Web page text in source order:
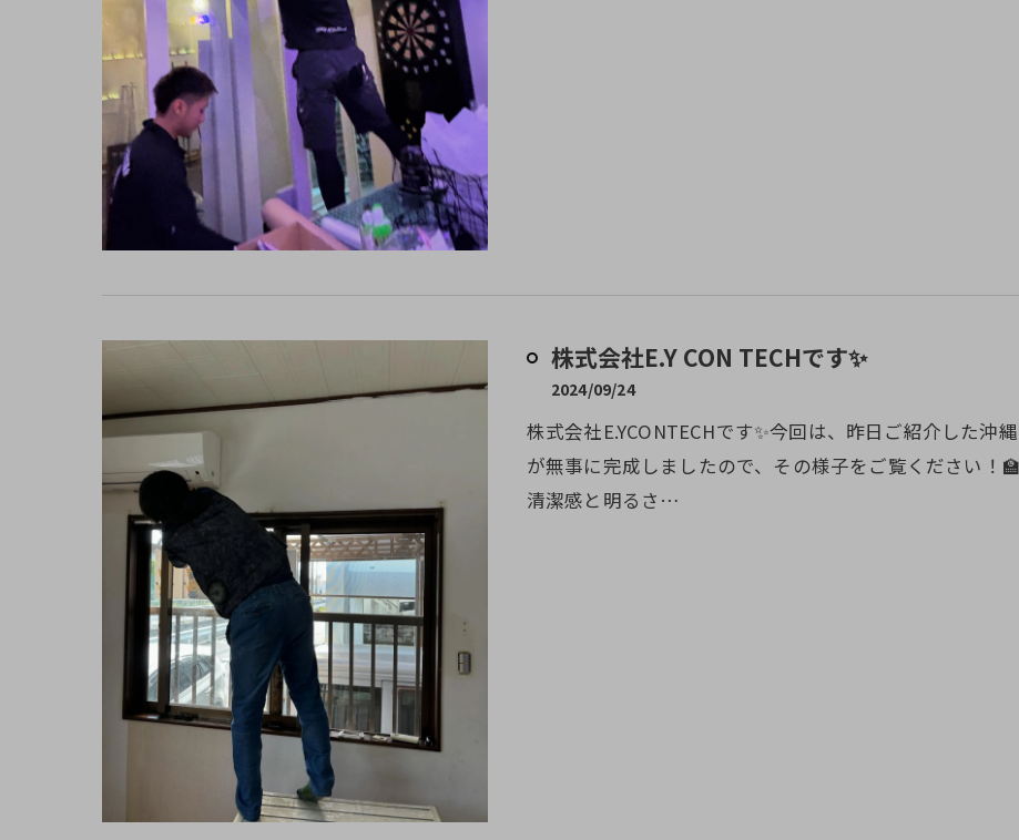
株式会社E.Y CON TECHです✨
2024/09/24
株式会社E.YCONTECHです✨今回は、昨日ご紹介した沖
が無事に完成しましたので、その様子をご覧ください！
清潔感と明るさ…